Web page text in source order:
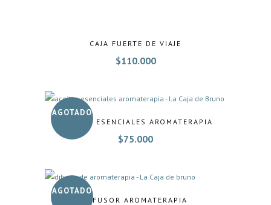
CAJA FUERTE DE VIAJE
$110.000
AGOTADO
ACEITES ESENCIALES AROMATERAPIA
$75.000
AGOTADO
DIFUSOR AROMATERAPIA